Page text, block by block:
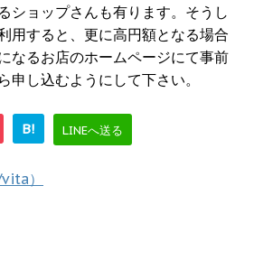
ショップさんも有ります。そうし
用すると、更に高円額となる場合
なるお店のホームページにて事前
申し込むようにして下さい。
B! LINEへ送る
）